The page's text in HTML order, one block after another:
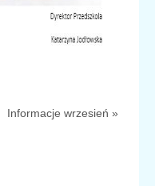
Informacje wrzesień »